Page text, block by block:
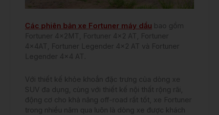
Các phiên bản xe Fortuner máy dầu bao gồm
Fortuner 4x2MT, Fortuner 4×2 AT, Fortuner
4x4AT, Fortuner Legender 4×2 AT và Fortuner
Legender 4×4 AT.
Với thiết kế khỏe khoắn đặc trưng của dòng xe
SUV đa dụng, cùng với thiết kế nội thất rộng rãi,
động cơ cho khả năng off-road rất tốt, xe Fortuner
trong nhiều năm qua luôn là dòng xe được khách